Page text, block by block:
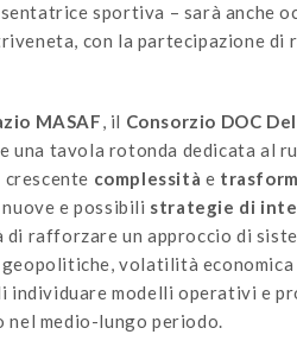
sportiva – sarà anche
con la partecipazione di
MASAF, il Consorzio DOC
una tavola rotonda dedicata al
complessità e
e possibili strategie di
rafforzare un approccio di
volatilità
individuare modelli operativi e
medio-lungo periodo.